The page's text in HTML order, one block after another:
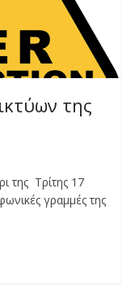
της
της Τρίτης 17
γραμμές της